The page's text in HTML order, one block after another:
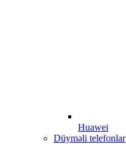
Huawei
Düyməli telefonlar